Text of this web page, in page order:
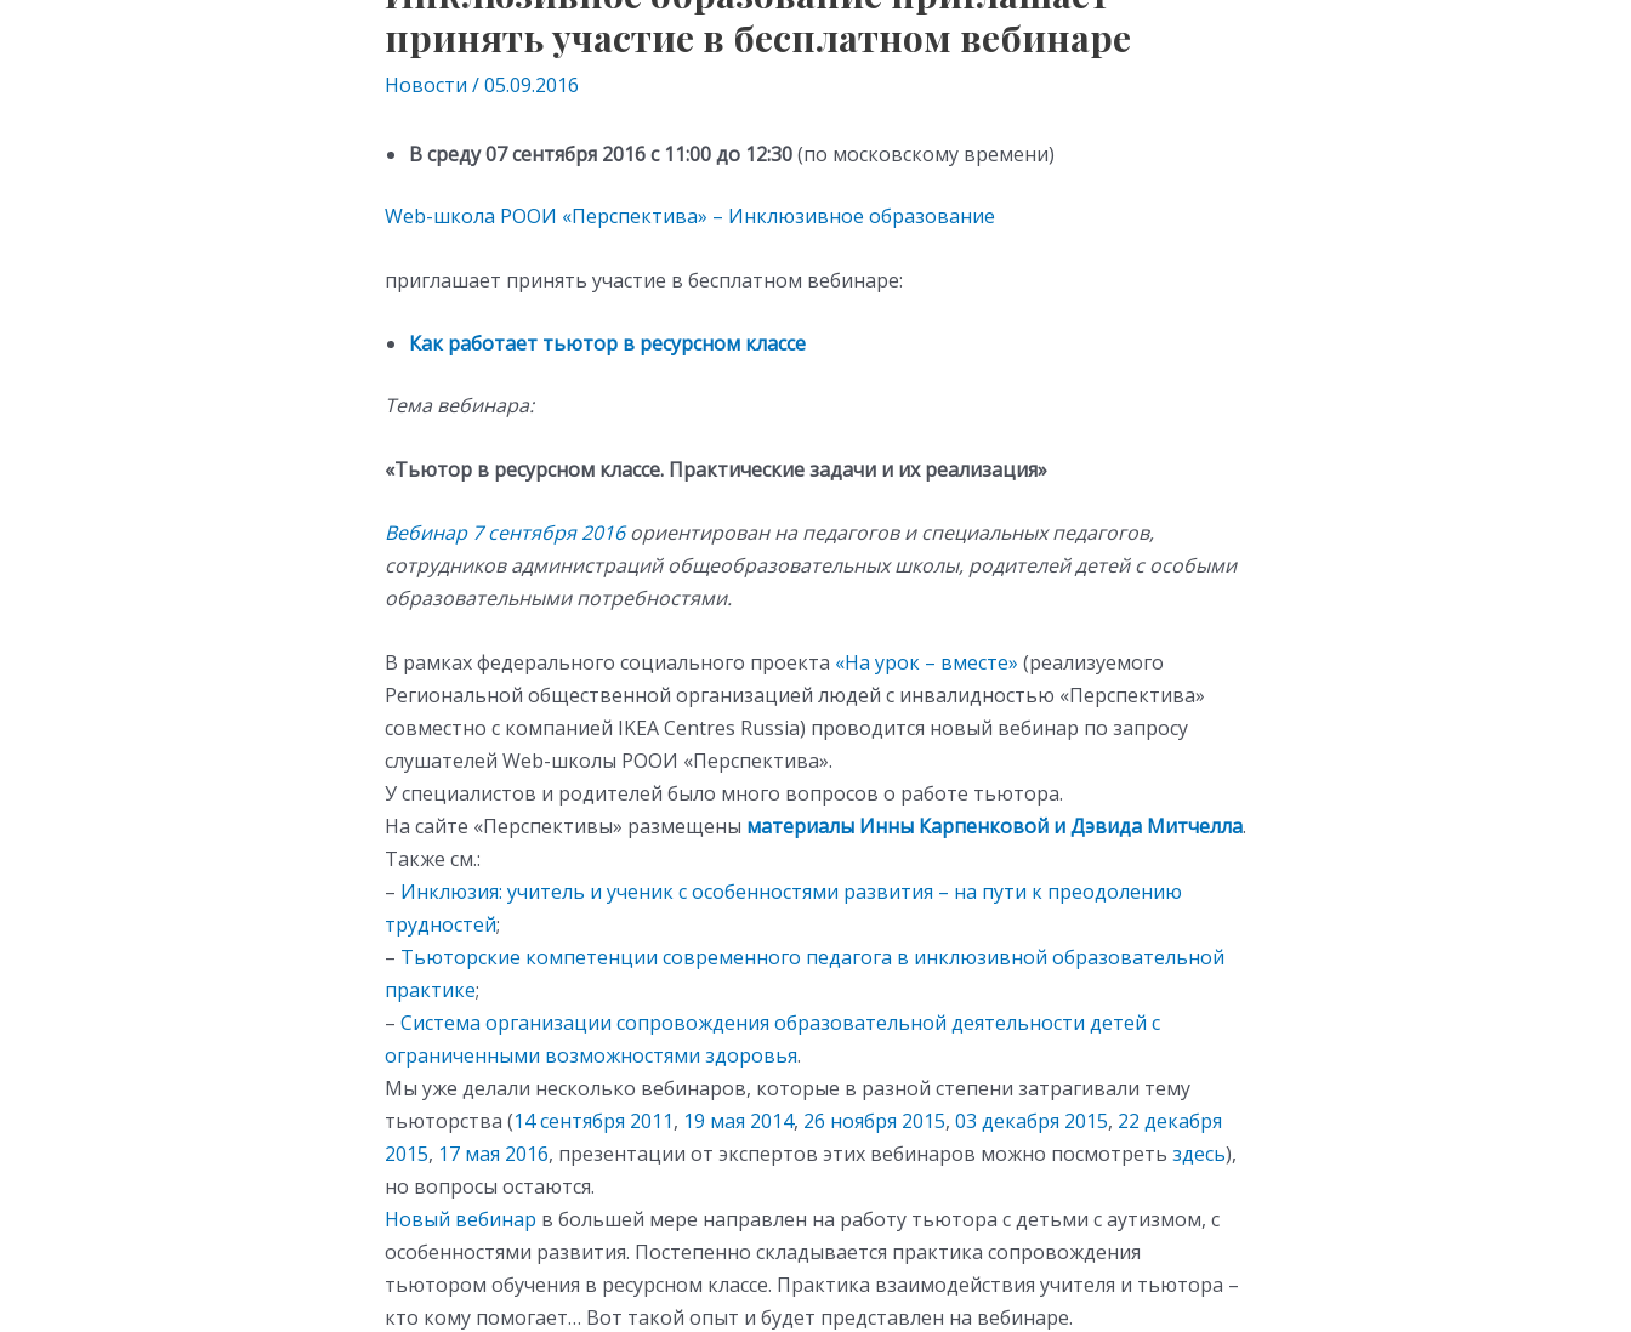
принять участие в бесплатном вебинаре
Новости /05.09.2016
В среду 07 сентября 2016 с 11:00 до 12:30(по московскому времени)
​Web-школа РООИ «Перспектива» – Инклюзивное образование
приглашает принять участие в бесплатном вебинаре:
Как работает тьютор в ресурсном классе
Тема вебинара:
«Тьютор в ресурсном классе. Практические задачи и их реализация»
Вебинар 7 сентября 2016ориентирован на педагогов и специальных педагогов,
сотрудников администраций общеобразовательных школы, родителей детей с особыми
образовательными потребностями.
В рамках федерального социального проекта «На урок – вместе» (реализуемого
Региональной общественной организацией людей с инвалидностью «Перспектива»
совместно с компанией IKEA Centres Russia) проводится новый вебинар по запросу
слушателей Web-школы РООИ «Перспектива».
У специалистов и родителей было много вопросов о работе тьютора.
На сайте «Перспективы» размещены материалы Инны Карпенковой и Дэвида Митчелла.
Также см.:
– Инклюзия: учитель и ученик с особенностями развития – на пути к преодолению
трудностей;
– Тьюторские компетенции современного педагога в инклюзивной образовательной
практике;
– Система организации сопровождения образовательной деятельности детей с
ограниченными возможностями здоровья.
Мы уже делали несколько вебинаров, которые в разной степени затрагивали тему
тьюторства (14 сентября 2011, 19 мая 2014, 26 ноября 2015, 03 декабря 2015, 22 декабря
2015, 17 мая 2016, презентации от экспертов этих вебинаров можно посмотреть здесь),
но вопросы остаются.
Новый вебинар в большей мере направлен на работу тьютора с детьми с аутизмом, с
особенностями развития. Постепенно складывается практика сопровождения
тьютором обучения в ресурсном классе. Практика взаимодействия учителя и тьютора –
кто кому помогает… Вот такой опыт и будет представлен на вебинаре.